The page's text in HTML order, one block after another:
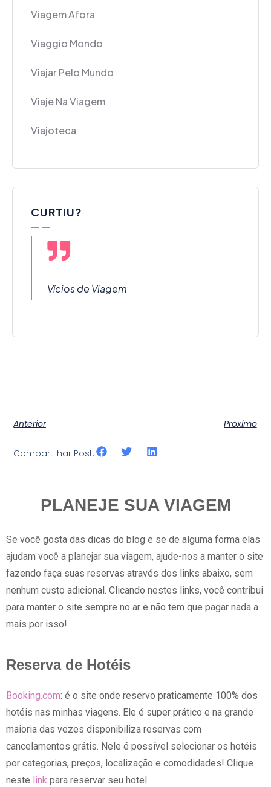
Viagem Afora
Viaggio Mondo
Viajar Pelo Mundo
Viaje Na Viagem
Viajoteca
CURTIU?
Vícios de Viagem
Anterior Proximo
Compartilhar Post:
PLANEJE SUA VIAGEM
Se você gosta das dicas do blog e se de alguma forma elas
ajudam você a planejar sua viagem, ajude-nos a manter o site
fazendo faça suas reservas através dos links abaixo, sem
nenhum custo adicional. Clicando nestes links, você contribui
para manter o site sempre no ar e não tem que pagar nada a
mais por isso!
Reserva de Hotéis
Booking.com: é o site onde reservo praticamente 100% dos
hotéis nas minhas viagens. Ele é super prático e na grande
maioria das vezes disponibiliza reservas com
cancelamentos grátis. Nele é possível selecionar os hotéis
por categorias, preços, localização e comodidades! Clique
neste link para reservar seu hotel.